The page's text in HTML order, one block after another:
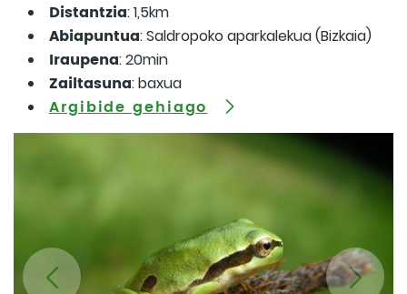
Distantzia: 1,5km
Abiapuntua: Saldropoko aparkalekua (Bizkaia)
Iraupena: 20min
Zailtasuna: baxua
Argibide gehiago